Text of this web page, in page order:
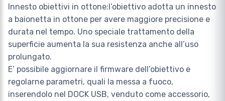
Innesto obiettivi in ottone:l’obiettivo adotta un innesto
a baionetta in ottone per avere maggiore precisione e
durata nel tempo. Uno speciale trattamento della
superficie aumenta la sua resistenza anche all’uso
prolungato.
E’ possibile aggiornare il firmware dell’obiettivo e
regolarne parametri, quali la messa a fuoco,
inserendolo nel DOCK USB, venduto come accessorio,